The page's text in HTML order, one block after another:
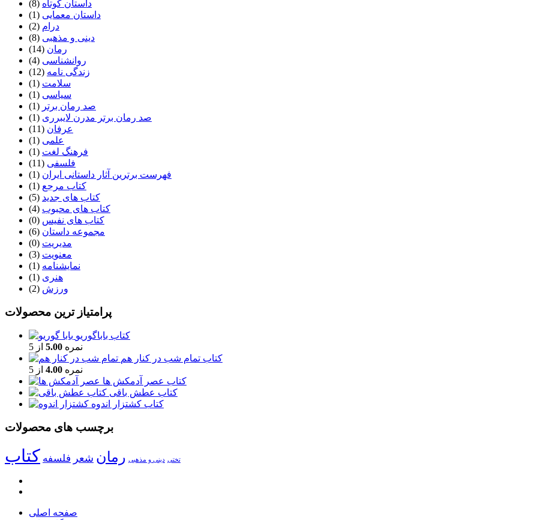
داستان کوتاه (8)
داستان معمایی (1)
درام (2)
دینی و مذهبی (8)
رمان (14)
روانشناسی (4)
زندگی نامه (12)
سلامت (1)
سیاسی (1)
صد رمان برتر (1)
صد رمان برتر مدرن لایبرری (1)
عرفان (11)
علمی (1)
فرهنگ لغت (1)
فلسفی (11)
فهرست برترین آثار داستانی ایران (1)
کتاب مرجع (1)
کتاب های جدید (5)
کتاب های محبوب (4)
کتاب های نفیس (0)
مجموعه داستان (6)
مدیریت (0)
معنویت (3)
نمایشنامه (1)
هنری (1)
ورزش (2)
پرامتیاز ترین محصولات
کتاب باباگوریو
نمره 5.00 از 5
کتاب تمام شب در کنار هم
نمره 4.00 از 5
کتاب عصر آدمکش ها
کتاب عطش باقی
کتاب کشتزار اندوه
برچسب های محصولات
تختی دینی و مذهبی رمان شعر فلسفه کتاب
صفحه اصلی